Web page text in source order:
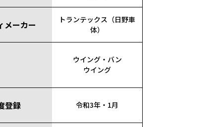
メーカー
トランテックス（日野車
体）
ウイング・バン
ウイング
登録 令和3年・1月